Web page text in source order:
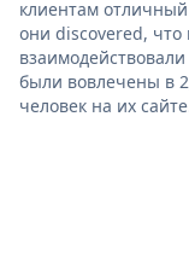
клиентам
они discovered, что
были вовлечены в
человек на их